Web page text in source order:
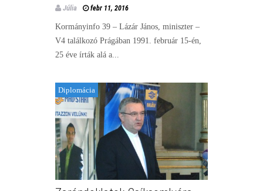
Júlia febr 11, 2016
Kormányinfo 39 – Lázár János, miniszter –
V4 találkozó Prágában 1991. február 15-én,
25 éve írták alá a...
Diplomácia